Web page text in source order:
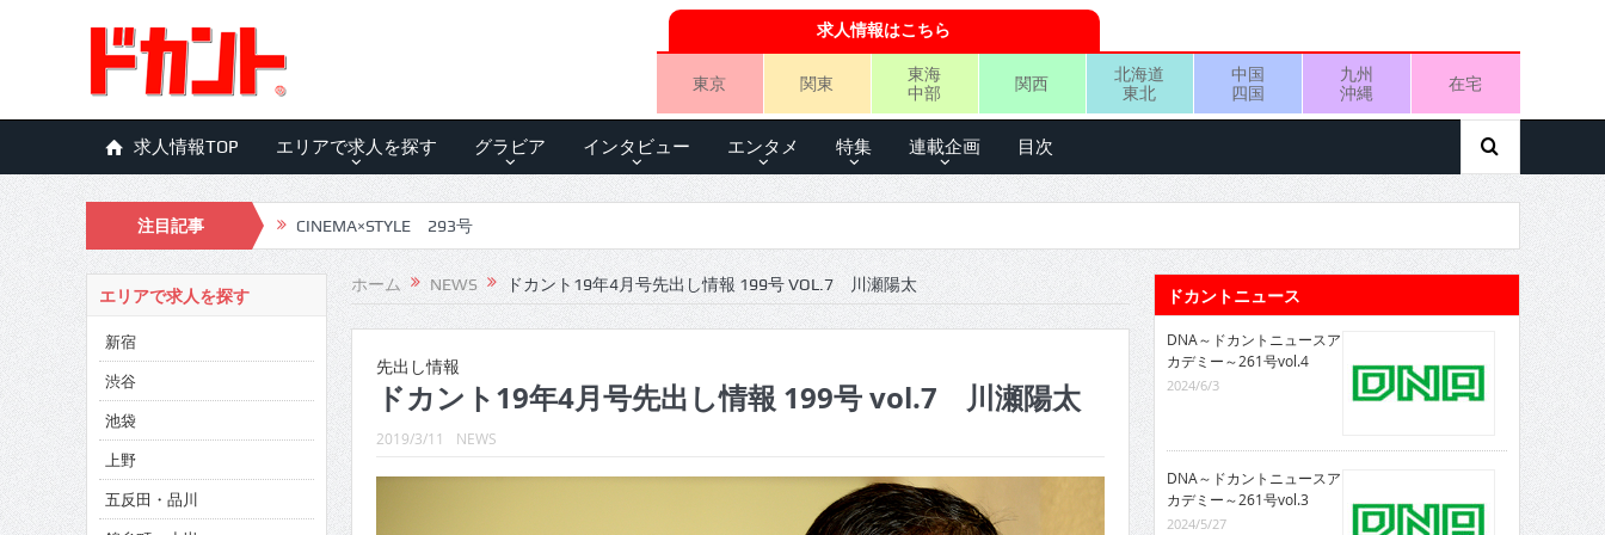
求人情報はこちら
東京 関東
東海
中部
関西
北海道
東北
中国
四国
九州
沖縄
在宅
求人情報TOP エリアで求人を探す グラビア インタビュー エンタメ 特集 連載企画 目次
注目記事 CINEMA×STYLE 293号
CINEMA×STYLE 292号
CINEMA×STYLE 291号
CINEMA×STYLE 290号
CINEMA×STYLE 289号
CINEMA×STYLE 288号
ホーム NEWS ドカント19年4月号先出し情報 199号 VOL.7 川瀬陽太
先出し情報
ドカント19年4月号先出し情報 199号 vol.7 川瀬陽太
2019/3/11 NEWS
エリアで求人を探す
新宿
渋谷
池袋
上野
五反田・品川
ドカントニュース
DNA～ドカントニュースア
カデミー～261号vol.4
2024/6/3
DNA～ドカントニュースア
カデミー～261号vol.3
2024/5/27